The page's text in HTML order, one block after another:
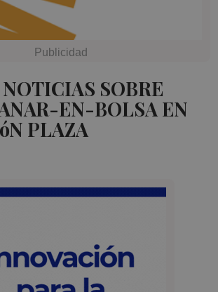
SOBRE
EN-BOLSA EN
PLAZA